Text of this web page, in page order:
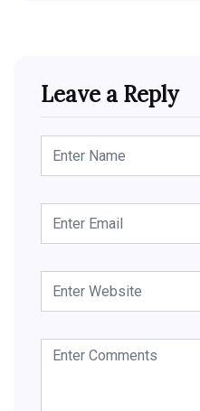
Leave a Reply